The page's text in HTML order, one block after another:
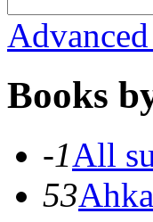
Books
-1All
53